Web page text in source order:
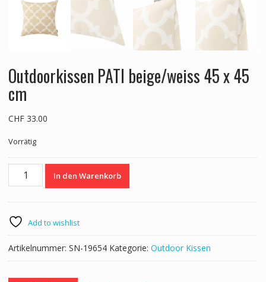
Outdoorkissen PATI beige/weiss 45 x 45
cm
CHF33.00
Vorrätig
Outdoorkissen
PATI
x
45
cm
Menge
In den Warenkorb
Add to wishlist
Artikelnummer: SN-19654 Kategorie: Outdoor Kissen